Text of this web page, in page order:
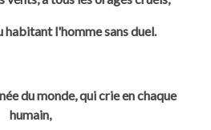
l'homme sans duel.
du monde, qui crie en chaque
humain,